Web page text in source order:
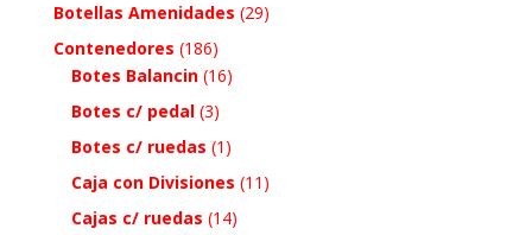
Botellas Amenidades (29)
Contenedores (186)
Botes Balancin (16)
Botes c/ pedal (3)
Botes c/ ruedas (1)
Caja con Divisiones (11)
Cajas c/ ruedas (14)